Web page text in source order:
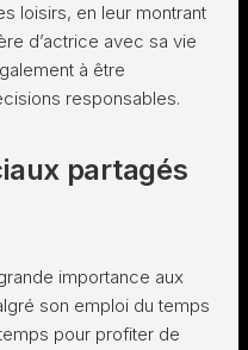
loisirs, en leur montrant
d’actrice avec sa vie
à être
responsables.
partagés
importance aux
son emploi du temps
pour profiter de